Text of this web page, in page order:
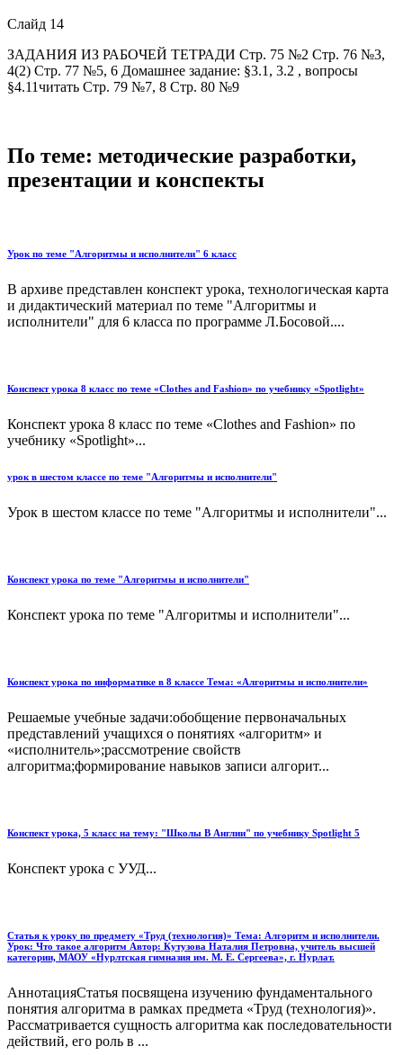
Слайд 14
ЗАДАНИЯ ИЗ РАБОЧЕЙ ТЕТРАДИ Стр. 75 №2 Стр. 76 №3,
4(2) Стр. 77 №5, 6 Домашнее задание: §3.1, 3.2 , вопросы
§4.11читать Стр. 79 №7, 8 Стр. 80 №9
По теме: методические разработки,
презентации и конспекты
Урок по теме "Алгоритмы и исполнители" 6 класс
В архиве представлен конспект урока, технологическая карта
и дидактический материал по теме "Алгоритмы и
исполнители" для 6 класса по программе Л.Босовой....
Конспект урока 8 класс по теме «Clothes and Fashion» по учебнику «Spotlight»
Конспект урока 8 класс по теме «Clothes and Fashion» по
учебнику «Spotlight»...
урок в шестом классе по теме "Алгоритмы и исполнители"
Урок в шестом классе по теме "Алгоритмы и исполнители"...
Конспект урока по теме "Алгоритмы и исполнители"
Конспект урока по теме "Алгоритмы и исполнители"...
Конспект урока по информатике в 8 классе Тема: «Алгоритмы и исполнители»
Решаемые учебные задачи:обобщение первоначальных
представлений учащихся о понятиях «алгоритм» и
«исполнитель»;рассмотрение свойств
алгоритма;формирование навыков записи алгорит...
Конспект урока, 5 класс на тему: "Школы В Англии" по учебнику Spotlight 5
Конспект урока с УУД...
Статья к уроку по предмету «Труд (технология)» Тема: Алгоритм и исполнители.
Урок: Что такое алгоритм Автор: Кутузова Наталия Петровна, учитель высшей
категории, МАОУ «Нурлтская гимназия им. М. Е. Сергеева», г. Нурлат.
АннотацияСтатья посвящена изучению фундаментального
понятия алгоритма в рамках предмета «Труд (технология)».
Рассматривается сущность алгоритма как последовательности
действий, его роль в ...